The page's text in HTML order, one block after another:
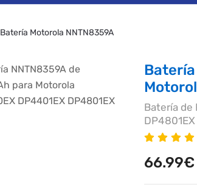
Batería Motorola NNTN8359A
Batería de
DP4801EX
66.99€